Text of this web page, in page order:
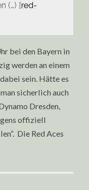
(…) [red-
bei den Bayern in
werden an einem
sein. Hätte es
sicherlich auch
Dresden,
offiziell
Die Red Aces